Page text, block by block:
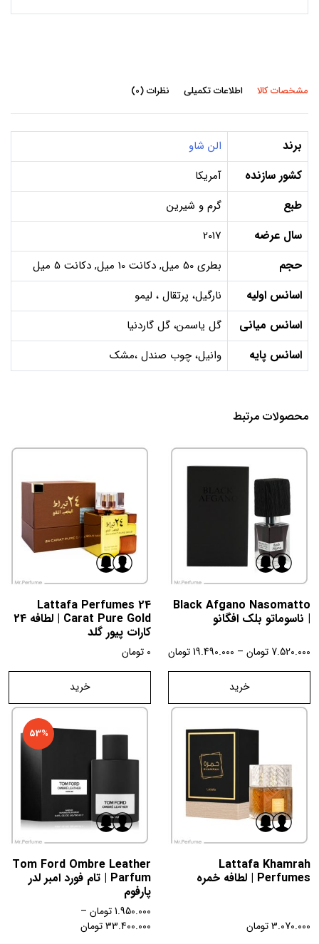
مشخصات کالا اطلاعات تکمیلی نظرات (0)
برند الن شاو
کشور سازنده آمریکا
طبع گرم و شیرین
سال عرضه 2017
حجم بطری 50 میل, دکانت 10 میل, دکانت 5 میل
اسانس اولیه نارگیل، پرتقال ، لیمو
اسانس میانی گل یاسمن، گل گاردنیا
اسانس پایه وانیل، چوب صندل ،مشک
محصولات مرتبط
Black Afgano Nasomatto
| ناسوماتو بلک افگانو
7.520.000 تومان –
19.490.000تومان
خرید
Lattafa Perfumes 24
Carat Pure Gold | لطافه 24
کارات پیور گلد
0 تومان
خرید
Lattafa Khamrah
Perfumes | لطافه خمره
3.070.000تومان
53%
Tom Ford Ombre Leather
Parfum | تام فورد امبر لدر
پارفوم
1.950.000تومان –
33.400.000تومان